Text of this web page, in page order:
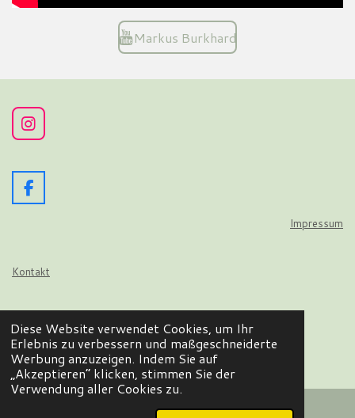
Diese Website verwendet Cookies, um Ihr
Erlebnis zu verbessern und maßgeschneiderte
Werbung anzuzeigen. Indem Sie auf
„Akzeptieren“ klicken, stimmen Sie der
Verwendung aller Cookies zu.
Markus Burkhard
I
n
t
a
g
F
a
o
Impressum
Kontakt
© 2024 - 2026 Wir flattern auf
Mit Unterstützung vonWebador